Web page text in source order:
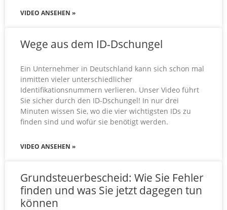
VIDEO ANSEHEN »
Wege aus dem ID-Dschungel
Ein Unternehmer in Deutschland kann sich schon mal
inmitten vieler unterschiedlicher
Identifikationsnummern verlieren. Unser Video führt
Sie sicher durch den ID-Dschungel! In nur drei
Minuten wissen Sie, wo die vier wichtigsten IDs zu
finden sind und wofür sie benötigt werden.
VIDEO ANSEHEN »
Grundsteuerbescheid: Wie Sie Fehler
finden und was Sie jetzt dagegen tun
können